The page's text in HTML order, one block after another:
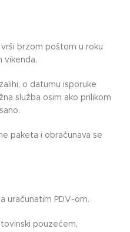
brzom poštom u roku
vikenda.
o datumu isporuke
služba osim ako prilikom
paketa i obračunava se
uračunatim PDV-om.
pouzećem,